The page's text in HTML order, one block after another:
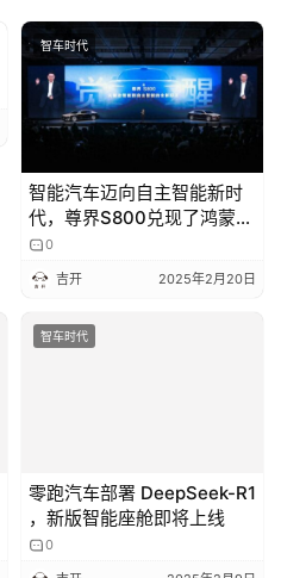
智车时代
智能汽车迈向自主智能新时
代，尊界S800兑现了鸿蒙智
行的那四个字
0
吉开 2025年2月20日
智车时代
零跑汽车部署 DeepSeek-R1
，新版智能座舱即将上线
0